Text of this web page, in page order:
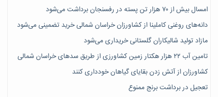
امسال بیش از ۷۰ هزار تن پسته در رفسنجان برداشت می‌شود
دانه‌های روغنی کاملینا از کشاورزان خراسان شمالی خرید تضمینی می‌شود
مازاد تولید شالیکاران گلستانی خریداری می‌شود
تامین آب ۲۲ هزار هکتار زمین کشاورزی از طریق سدهای خراسان شمالی
کشاورزان از آتش زدن بقایای گیاهان خودداری کنند
تعجیل در برداشت برنج ممنوع